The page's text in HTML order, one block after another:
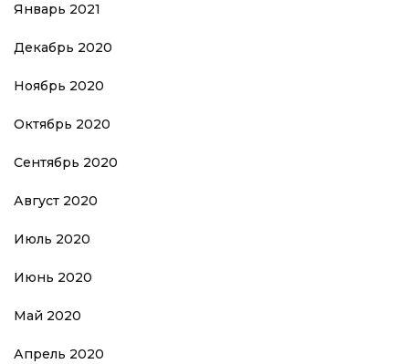
Январь 2021
Декабрь 2020
Ноябрь 2020
Октябрь 2020
Сентябрь 2020
Август 2020
Июль 2020
Июнь 2020
Май 2020
Апрель 2020